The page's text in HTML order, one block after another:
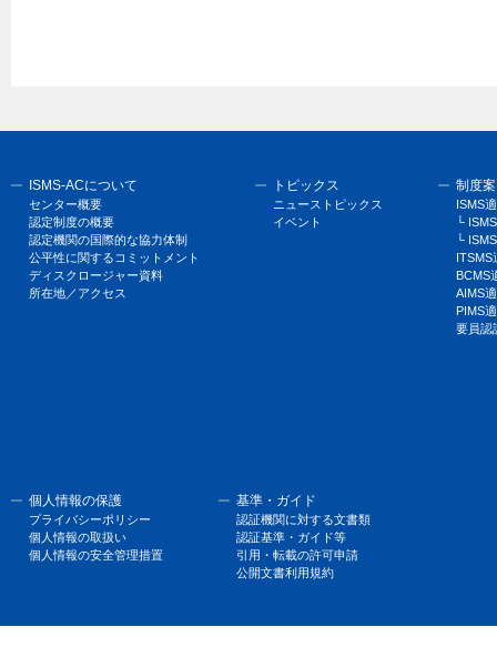
ISMS-ACについて
センター概要
認定制度の概要
認定機関の国際的な協力体制
公平性に関するコミットメント
ディスクロージャー資料
所在地／アクセス
トピックス
ニューストピックス
イベント
制度
ISMS
└
└
ITSMS
BCMS
AIMS
PIMS
要員認
個人情報の保護
プライバシーポリシー
個人情報の取扱い
個人情報の安全管理措置
基準・ガイド
認証機関に対する文書類
認証基準・ガイド等
引用・転載の許可申請
公開文書利用規約